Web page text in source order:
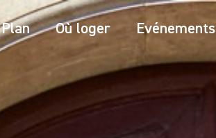
Plan Où loger Evénements